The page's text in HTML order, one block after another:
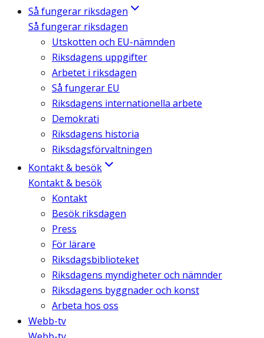
Så fungerar riksdagen
Så fungerar riksdagen
Utskotten och EU-nämnden
Riksdagens uppgifter
Arbetet i riksdagen
Så fungerar EU
Riksdagens internationella arbete
Demokrati
Riksdagens historia
Riksdagsförvaltningen
Kontakt & besök
Kontakt & besök
Kontakt
Besök riksdagen
Press
För lärare
Riksdagsbiblioteket
Riksdagens myndigheter och nämnder
Riksdagens byggnader och konst
Arbeta hos oss
Webb-tv